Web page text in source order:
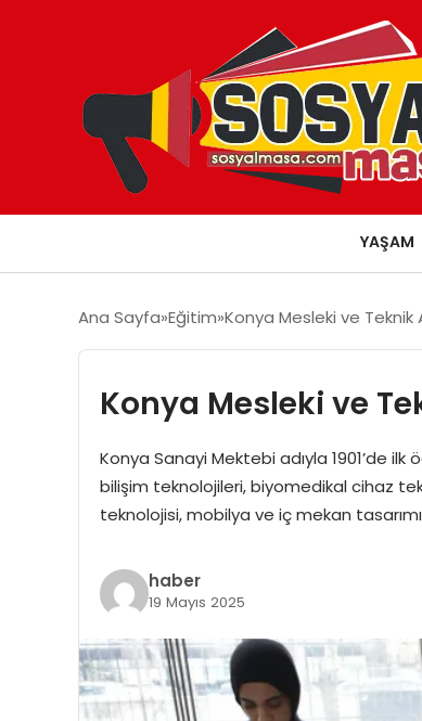
YAŞAM
Ana Sayfa Eğitim Konya Mesleki ve Teknik
Konya Mesleki ve
Konya Sanayi Mektebi adıyla 1901’de ilk
bilişim teknolojileri, biyomedikal cihaz
teknolojisi, mobilya ve iç mekan
haber
19 Mayıs 2025